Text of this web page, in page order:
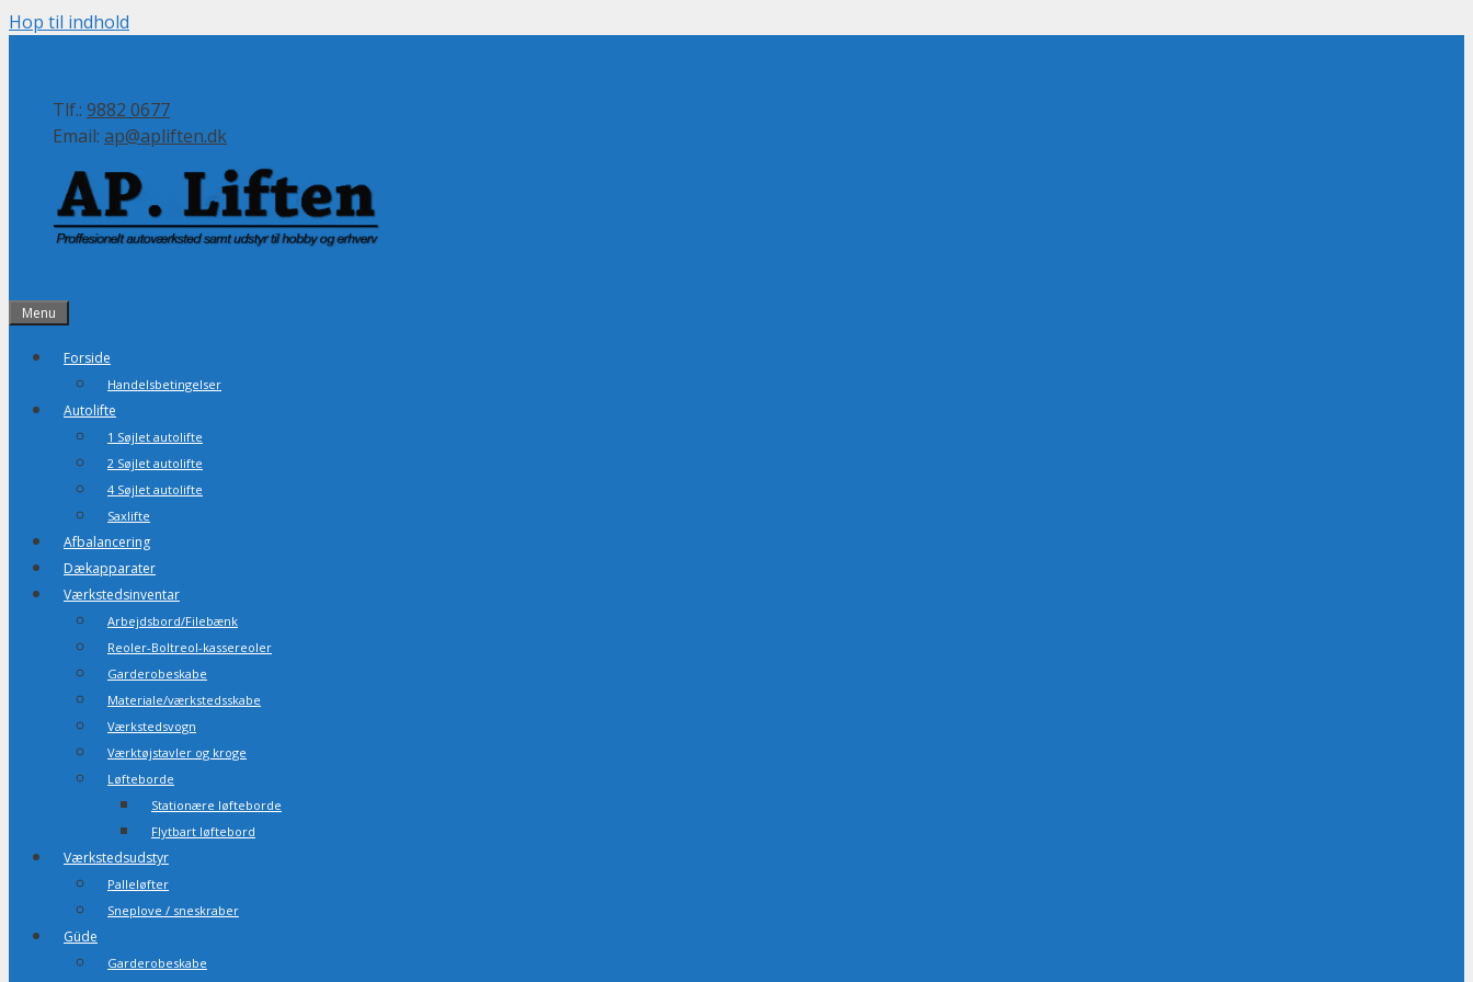
Hop til indhold
Tlf.: 9882 0677
Email: ap@apliften.dk
Menu
Forside
Handelsbetingelser
Autolifte
1 Søjlet autolifte
2 Søjlet autolifte
4 Søjlet autolifte
Saxlifte
Afbalancering
Dækapparater
Værkstedsinventar
Arbejdsbord/Filebænk
Reoler-Boltreol-kassereoler
Garderobeskabe
Materiale/værkstedsskabe
Værkstedsvogn
Værktøjstavler og kroge
Løfteborde
Stationære løfteborde
Flytbart løftebord
Værkstedsudstyr
Palleløfter
Sneplove / sneskraber
Güde
Garderobeskabe